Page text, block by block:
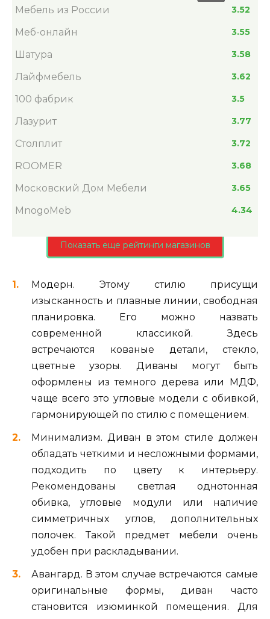
Мебель из России 3.52
Меб-онлайн 3.55
Шатура 3.58
Лайфмебель 3.62
100 фабрик 3.5
Лазурит 3.77
Столплит 3.72
ROOMER 3.68
Московский Дом Мебели 3.65
MnogoMeb 4.34
Показать еще рейтинги магазинов
Модерн. Этому стилю присущи
изысканность и плавные линии, свободная
планировка. Его можно назвать
современной классикой. Здесь
встречаются кованые детали, стекло,
цветные узоры. Диваны могут быть
оформлены из темного дерева или МДФ,
чаще всего это угловые модели с обивкой,
гармонирующей по стилю с помещением.
Минимализм. Диван в этом стиле должен
обладать четкими и несложными формами,
подходить по цвету к интерьеру.
Рекомендованы светлая однотонная
обивка, угловые модули или наличие
симметричных углов, дополнительных
полочек. Такой предмет мебели очень
удобен при раскладывании.
Авангард. В этом случае встречаются самые
оригинальные формы, диван часто
становится изюминкой помещения. Для